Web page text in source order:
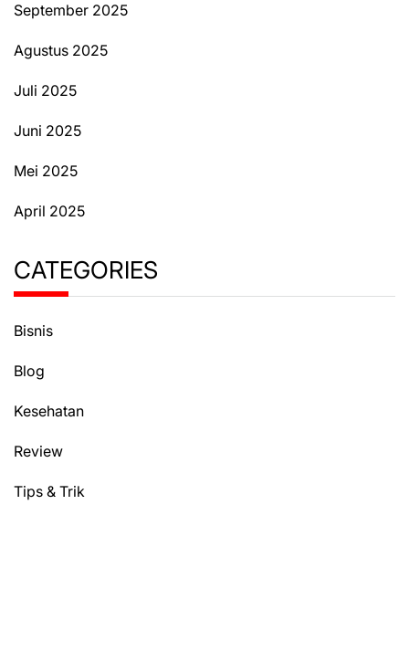
September 2025
Agustus 2025
Juli 2025
Juni 2025
Mei 2025
April 2025
CATEGORIES
Bisnis
Blog
Kesehatan
Review
Tips & Trik